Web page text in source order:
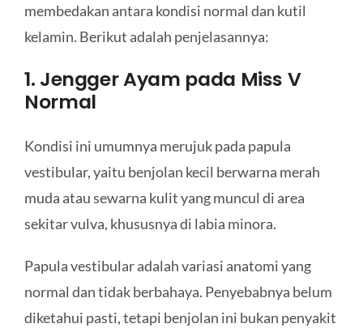
membedakan antara kondisi normal dan kutil
kelamin. Berikut adalah penjelasannya:
1. Jengger Ayam pada Miss V
Normal
Kondisi ini umumnya merujuk pada papula
vestibular, yaitu benjolan kecil berwarna merah
muda atau sewarna kulit yang muncul di area
sekitar vulva, khususnya di labia minora.
Papula vestibular adalah variasi anatomi yang
normal dan tidak berbahaya. Penyebabnya belum
diketahui pasti, tetapi benjolan ini bukan penyakit